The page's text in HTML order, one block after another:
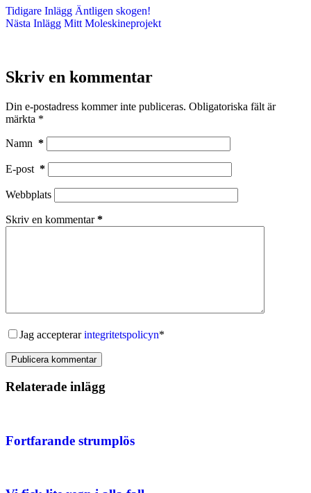
Tidigare Inlägg Äntligen skogen!
Nästa Inlägg Mitt Moleskineprojekt
Skriv en kommentar
Din e-postadress kommer inte publiceras. Obligatoriska fält är
märkta *
Namn *
E-post *
Webbplats
Skriv en kommentar*
Jag accepterarintegritetspolicyn*
Publicera kommentar
Relaterade inlägg
Fortfarande strumplös